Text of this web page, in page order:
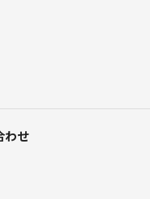
興味はあるけど、1人だと
りたいことを一緒に見つ
は参加ボタンをクリックお
すめ★
わせ